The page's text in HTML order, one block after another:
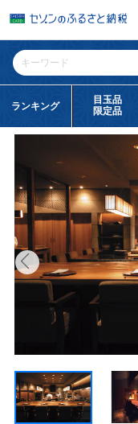
ランキング
目玉品
限定品